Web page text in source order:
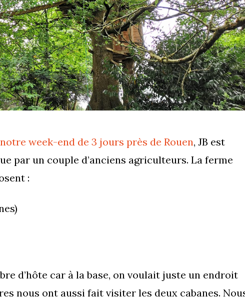
notre week-end de 3 jours près de Rouen, JB est
par un couple d’anciens agriculteurs. La ferme
:
d’hôte car à la base, on voulait juste un endroit
nous ont aussi fait visiter les deux cabanes.